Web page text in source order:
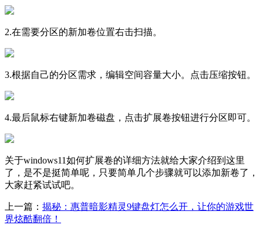
2.在需要分区的新加卷位置右击扫描。
3.根据自己的分区需求，编辑空间容量大小。点击压缩按钮。
4.最后鼠标右键新加卷磁盘，点击扩展卷按钮进行分区即可。
关于windows11如何扩展卷的详细方法就给大家介绍到这里
了，是不是挺简单呢，只要简单几个步骤就可以添加新卷了，
大家赶紧试试吧。
上一篇： 揭秘：惠普暗影精灵9键盘灯怎么开，让你的游戏世
界炫酷翻倍！